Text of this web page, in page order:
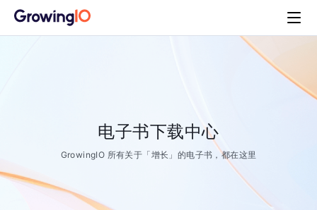
电子书下载中心
GrowingIO 所有关于「增长」的电子书，都在这里